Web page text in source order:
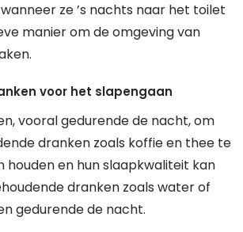
ze ’s nachts naar het toilet
manier om de omgeving van
voor het slapengaan
vooral gedurende de nacht, om
dranken zoals koffie en thee te
en hun slaapkwaliteit kan
dranken zoals water of
gedurende de nacht.